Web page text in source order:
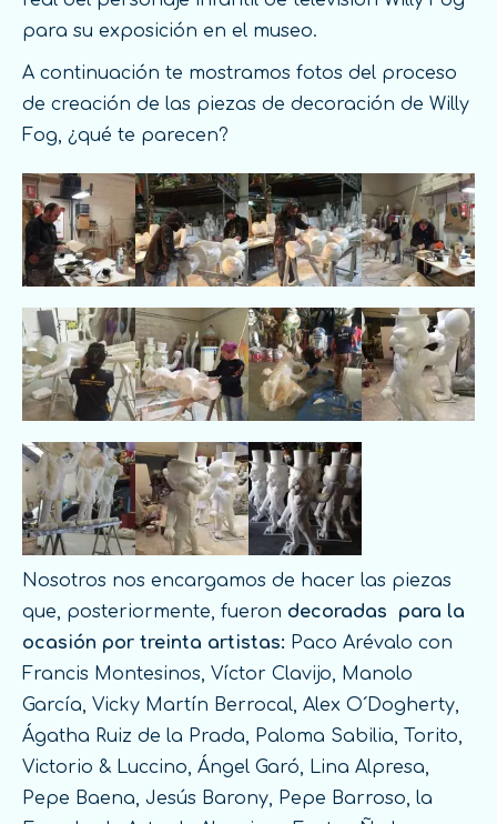
para su exposición en el museo.
A continuación te mostramos fotos del proceso
de creación de las piezas de decoración de Willy
Fog, ¿qué te parecen?
Nosotros nos encargamos de hacer las piezas
que, posteriormente, fueron decoradas para la
ocasión por treinta artistas: Paco Arévalo con
Francis Montesinos, Víctor Clavijo, Manolo
García, Vicky Martín Berrocal, Alex O´Dogherty,
Ágatha Ruiz de la Prada, Paloma Sabilia, Torito,
Victorio & Luccino, Ángel Garó, Lina Alpresa,
Pepe Baena, Jesús Barony, Pepe Barroso, la